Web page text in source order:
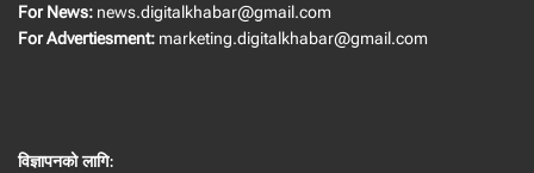
For News: news.digitalkhabar@gmail.com
For Advertiesment: marketing.digitalkhabar@gmail.com
विज्ञापनको लागि: